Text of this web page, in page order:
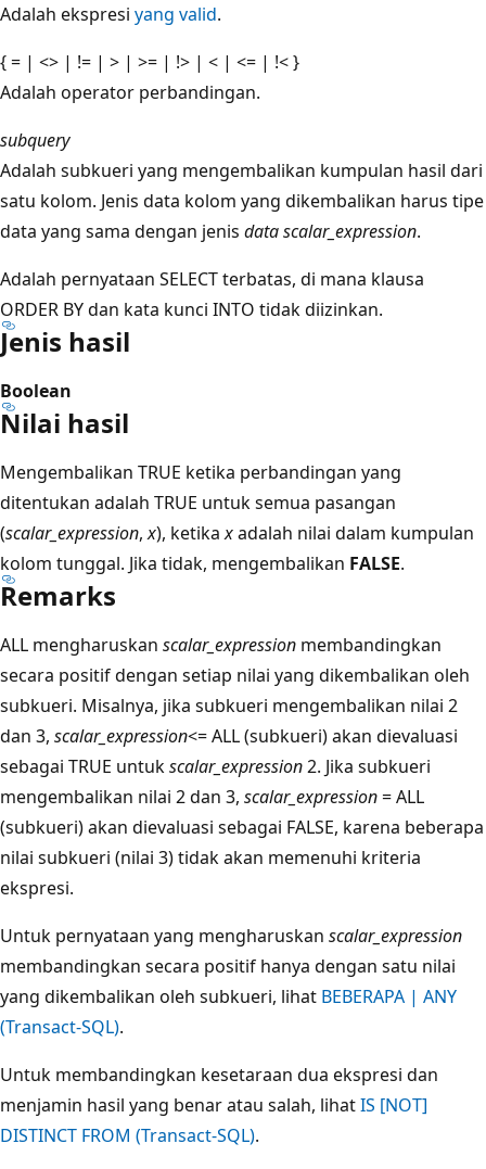
Adalah ekspresi yang valid.
{ = | <> | != | > | >= | !> | < | <= | !< }
Adalah operator perbandingan.
subquery
Adalah subkueri yang mengembalikan kumpulan hasil dari
satu kolom. Jenis data kolom yang dikembalikan harus tipe
data yang sama dengan jenis data scalar_expression.
Adalah pernyataan SELECT terbatas, di mana klausa
ORDER BY dan kata kunci INTO tidak diizinkan.
Jenis hasil
Boolean
Nilai hasil
Mengembalikan TRUE ketika perbandingan yang
ditentukan adalah TRUE untuk semua pasangan
(scalar_expression,x), ketikaxadalah nilai dalam kumpulan
kolom tunggal. Jika tidak, mengembalikan FALSE.
Remarks
ALL mengharuskan scalar_expression membandingkan
secara positif dengan setiap nilai yang dikembalikan oleh
subkueri. Misalnya, jika subkueri mengembalikan nilai 2
dan 3, scalar_expression<= ALL (subkueri) akan dievaluasi
sebagai TRUE untukscalar_expression2. Jika subkueri
mengembalikan nilai 2 dan 3, scalar_expression= ALL
(subkueri) akan dievaluasi sebagai FALSE, karena beberapa
nilai subkueri (nilai 3) tidak akan memenuhi kriteria
ekspresi.
Untuk pernyataan yang mengharuskan scalar_expression
membandingkan secara positif hanya dengan satu nilai
yang dikembalikan oleh subkueri, lihat BEBERAPA | ANY
(Transact-SQL).
Untuk membandingkan kesetaraan dua ekspresi dan
menjamin hasil yang benar atau salah, lihatIS [NOT]
DISTINCT FROM (Transact-SQL).